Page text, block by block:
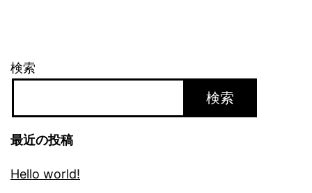
検索
検索
最近の投稿
Hello world!